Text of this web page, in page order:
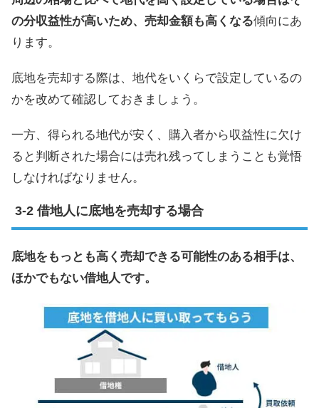
の分収益性が高いため、売却金額も高くなる傾向にあ
ります。
底地を売却する際は、地代をいくらで設定しているの
かを改めて確認しておきましょう。
一方、得られる地代が安く、購入者から収益性に欠け
ると判断された場合には売れ残ってしまうことも覚悟
しなければなりません。
借地人に底地を売却する場合
底地をもっとも高く売却できる可能性のある相手は、
ほかでもない借地人です。